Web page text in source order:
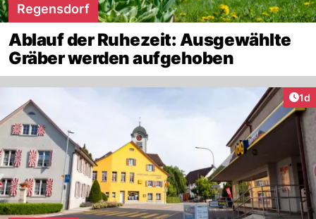
Regensdorf
Ablauf der Ruhezeit: Ausgewählte
Gräber werden aufgehoben
1d